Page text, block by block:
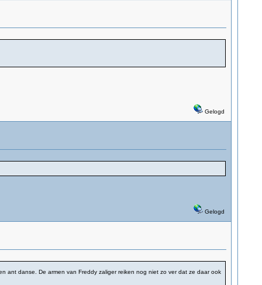
Gelogd
Gelogd
ant danse. De armen van Freddy zaliger reiken nog niet zo ver dat ze daar ook